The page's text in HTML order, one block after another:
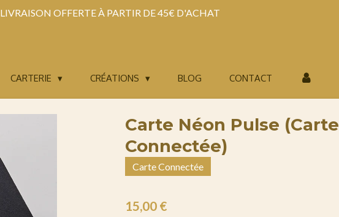
LIVRAISON OFFERTE À PARTIR DE 45€ D'ACHAT
CARTERIE CRÉATIONS BLOG CONTACT
Carte Néon Pulse (Carte
Connectée)
Carte Connectée
15,00 €